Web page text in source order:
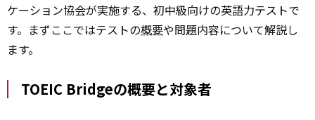
ケーション協会が実施する、初中級向けの英語力テストで
す。まずここではテストの概要や問題内容について解説し
ます。
TOEIC Bridgeの概要と対象者